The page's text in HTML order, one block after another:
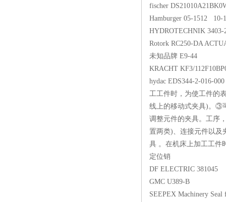
fischer
Hamburger 05-
HYDROTECHNIK
Rotork RC250-DA
未知品牌 E9-44
KRACHT KF3/
hydac EDS344-2-
工工件时，为使工件的
线上的移动式夹具)。③
调整元件的夹具。工序
置两类)、连接元件以及
具 。在机床上加工工件
定位销
DF ELECTRIC
GMC U389-B
SEEPEX Machinery